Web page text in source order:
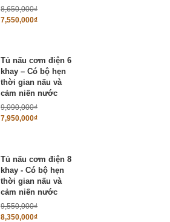
8,650,000₫
7,550,000₫
Tủ nấu cơm điện 6
khay – Có bộ hẹn
thời gian nấu và
cảm niến nước
9,090,000₫
7,950,000₫
Tủ nấu cơm điện 8
khay - Có bộ hẹn
thời gian nấu và
cảm niến nước
9,550,000₫
8,350,000₫